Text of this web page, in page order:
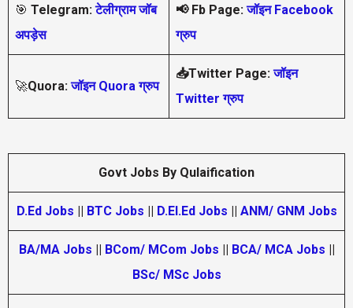
🎯 Telegram: टेलीग्राम जॉब
अपड़ेस
📢 Fb Page:जॉइन Facebook
ग्रुप
🚀Quora:जॉइन Quora ग्रुप
📥Twitter Page:जॉइन
Twitter ग्रुप
Govt Jobs By Qulaification
D.Ed Jobs || BTC Jobs || D.El.Ed Jobs || ANM/ GNM Jobs
BA/MA Jobs || BCom/ MCom Jobs || BCA/ MCA Jobs ||
BSc/ MSc Jobs